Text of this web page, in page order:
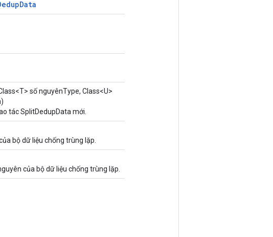
Data
số nguyênType, Class<U>
tác SplitDedupData mới.
bộ dữ liệu chống trùng lặp.
của bộ dữ liệu chống trùng lặp.